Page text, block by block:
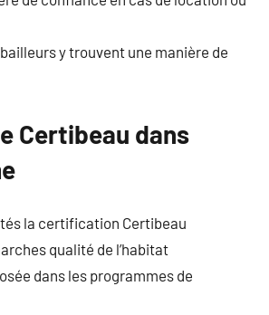
y trouvent une manière de
Certibeau dans
la certification Certibeau
qualité de l’habitat
dans les programmes de